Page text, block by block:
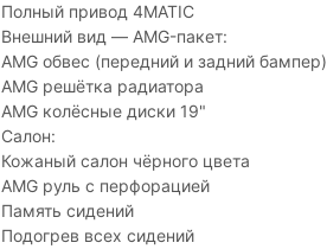
Полный привод 4MATIC
Внешний вид — AMG-пакет:
AMG обвес (передний и задний бампер)
AMG решётка радиатора
AMG колёсные диски 19"
Салон:
Кожаный салон чёрного цвета
AMG руль с перфорацией
Память сидений
Подогрев всех сидений